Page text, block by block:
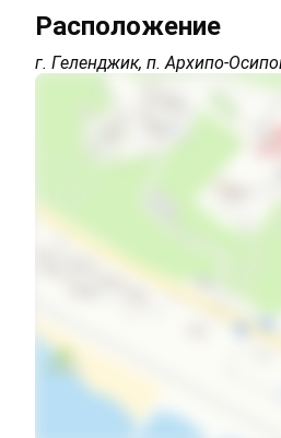
Wi-Fi интернет на всей
Можно с животными
Расположение
г. Геленджик, п. Архипо-